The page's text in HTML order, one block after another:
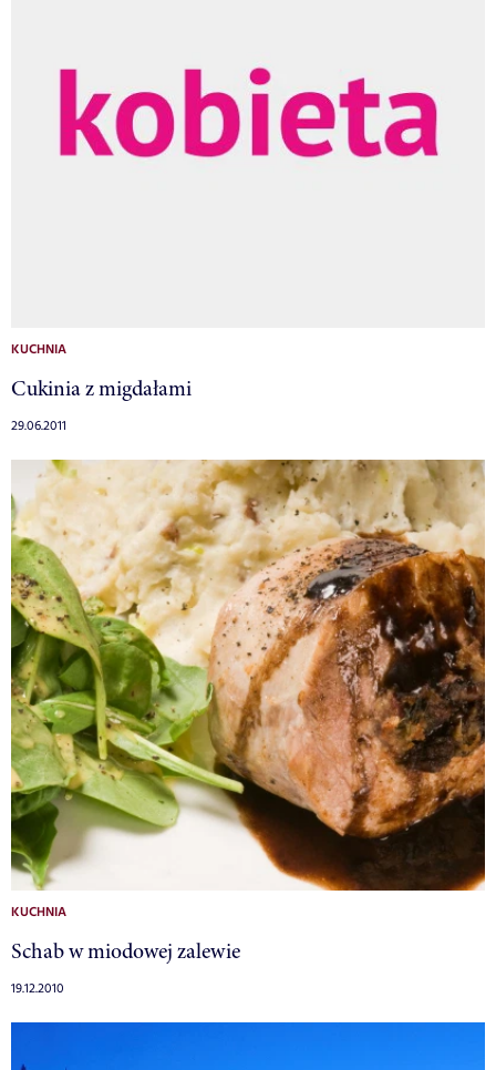
KUCHNIA
Cukinia z migdałami
29.06.2011
KUCHNIA
Schab w miodowej zalewie
19.12.2010